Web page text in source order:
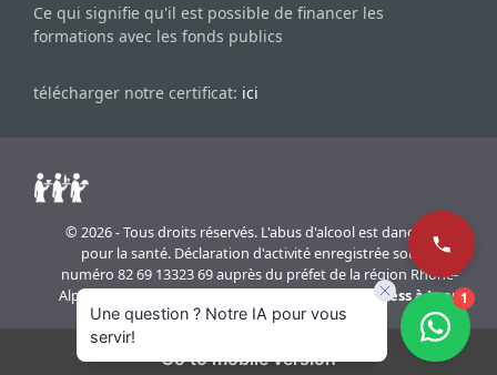
Ce qui signifie qu'il est possible de financer les
formations avec les fonds publics
télécharger notre certificat: ici
© 2026 - Tous droits réservés. L'abus d'alcool est dangereux
pour la santé. Déclaration d'activité enregistrée sous le
numéro 82 69 13323 69 auprès du préfet de la région Rhône-
Alpes. Réalisation du site internetagence WordPress à Lyon
Go to mobile version
Une question ? Notre IA pour vous
servir!
1